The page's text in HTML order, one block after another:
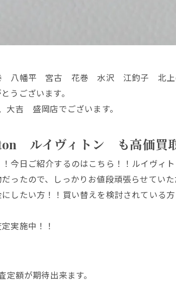
平 宮古 花巻 水沢 江釣子 北上の
うございます。
吉 盛岡店でございます。
ルイヴィトン も高価買取
今日ご紹介するのはこちら！！ルイヴィ
ったので、しっかりお値段頑張らせてい
したい方！！買い替えを検討されている方
実施中！！
額が期待出来ます。